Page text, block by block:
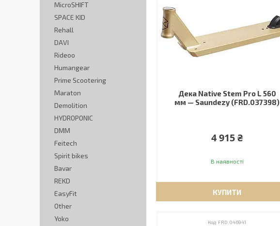
Дека Native Stem Pro L 560
мм — Saundezy (FRD.037398)
4 915 ₴
В наявності
КУПИТИ
FRD.046941
MicroSHIFT
SPACE KID
Rehall
DAVI
Rideoo
Humangear
Prime Scootering
Maraton
Demolition
HYDROPONIC
DMM
Feitech
Spirit bikes
Bavar
REKD
EasyFit
Other
Yoko